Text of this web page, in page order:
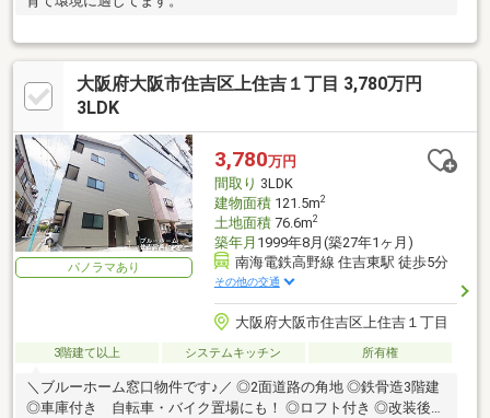
大阪府大阪市住吉区上住吉１丁目 3,780万円
3LDK
パノラマあり
3,780万円
間取り 3LDK
建物面積121.5m2
土地面積76.6m2
築年月 1999年8月(築27年1ヶ月)
南海電鉄高野線 住吉東駅 徒歩5分
その他の交通
大阪府大阪市住吉区上住吉１丁目
3階建て以上 システムキッチン 所有権
＼ブルーホーム窓口物件です♪／ ◎2面道路の角地 ◎鉄骨造3階建
◎車庫付き 自転車・バイク置場にも！ ◎ロフト付き ◎改装後の